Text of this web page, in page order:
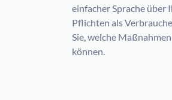
einfacher Sprache über
Pflichten als
Sie, welche
können.